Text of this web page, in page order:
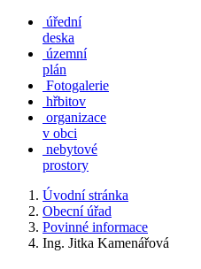
úřední
deska
územní
plán
Fotogalerie
hřbitov
organizace
v obci
nebytové
prostory
Úvodní stránka
Obecní úřad
Povinné informace
Ing. Jitka Kamenářová